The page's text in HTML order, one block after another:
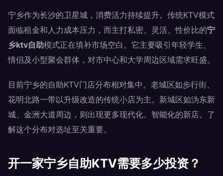
宁乡作为长沙的卫星城，消费活力持续提升。传统KTV模式
面临租金和人力成本压力，而主打私密、灵活、性价比的宁
乡ktv自助模式正在填补市场空白。它主要吸引年轻学生、
情侣及小型聚会群体，对市中心和大学周边区域需求旺盛。
目前宁乡的自助KTV门店分布相对集中。老城区如步行街、
花明北路一带以升级改造的传统小店为主。新城区如沩东新
城、金洲大道周边，则出现更多现代化、智能化的新店。了
解这个分布对选址至关重要。
开一家宁乡自助KTV需要多少投资？